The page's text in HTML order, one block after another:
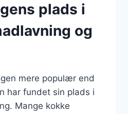
plads i
og
mere populær end
har fundet sin plads i
Mange kokke